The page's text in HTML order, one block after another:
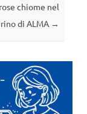
chiome nel
di ALMA →